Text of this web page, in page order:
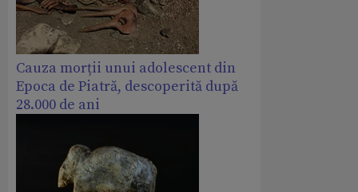
Cauza morții unui adolescent din
Epoca de Piatră, descoperită după
28.000 de ani